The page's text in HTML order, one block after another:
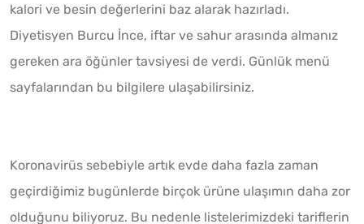
kalori ve besin değerlerini baz alarak hazırladı.
Diyetisyen Burcu İnce, iftar ve sahur arasında almanız
gereken ara öğünler tavsiyesi de verdi. Günlük menü
sayfalarından bu bilgilere ulaşabilirsiniz.
Koronavirüs sebebiyle artık evde daha fazla zaman
geçirdiğimiz bugünlerde birçok ürüne ulaşımın daha zor
olduğunu biliyoruz. Bu nedenle listelerimizdeki tariflerin